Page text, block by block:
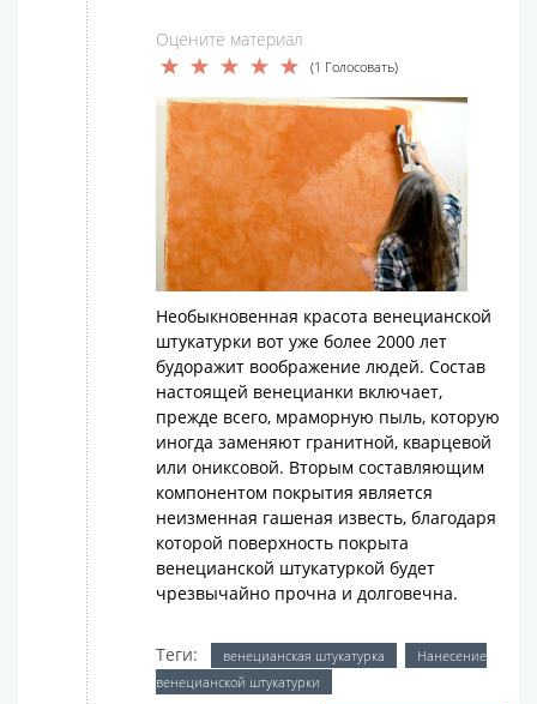
Оцените материал
(1 Голосовать)
Необыкновенная красота венецианской
штукатурки вот уже более 2000 лет
будоражит воображение людей. Состав
настоящей венецианки включает,
прежде всего, мраморную пыль, которую
иногда заменяют гранитной, кварцевой
или ониксовой. Вторым составляющим
компонентом покрытия является
неизменная гашеная известь, благодаря
которой поверхность покрыта
венецианской штукатуркой будет
чрезвычайно прочна и долговечна.
Теги: венецианская штукатурка
Нанесение
венецианской штукатурки